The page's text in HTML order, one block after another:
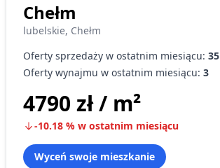
Chełm
lubelskie, Chełm
Oferty sprzedaży w ostatnim miesiącu: 35
Oferty wynajmu w ostatnim miesiącu: 3
4790 zł/ m²
-10.18 % w ostatnim miesiącu
Wyceń swoje mieszkanie